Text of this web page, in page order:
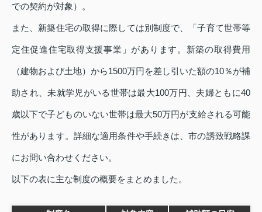
での契約が対象）。
また、新築住宅の取得に際しては別制度で、「子育て世帯等
定住促進住宅取得支援事業」があります。新築の取得費用
（建物および土地）から1500万円を差し引いた額の10％が補
助され、未就学児がいる世帯は最大100万円、夫婦ともに40
歳以下で子どものいない世帯は最大50万円が支給される可能
性があります。詳細な適用条件や手続きは、市の誘致戦略課
にお問い合わせください。
以下の表に主な制度の概要をまとめました。